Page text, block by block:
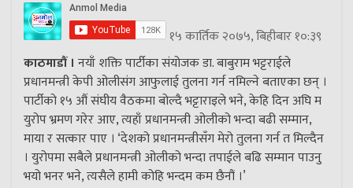
१५ कार्तिक २०७५, बिहीबार १०:३९
काठमाडौं । नयाँ शक्ति पार्टीका संयोजक डा. बाबुराम भट्टराईले
प्रधानमन्त्री केपी ओलीसंग आफुलाई तुलना गर्न नमिल्ने बताएका छन् ।
पार्टीको १५ औं संघीय वैठकमा बोल्दै भट्टाराइले भने, केहि दिन अघि म
युरोप भ्रमण गरेर आए, त्यहाँ प्रधानमन्त्री ओलीको भन्दा बढी सम्मान,
माया र सत्कार पाए । ‘देशको प्रधानमन्त्रीसँग मेरो तुलना गर्न त मिल्दैन
। युरोपमा सबैले प्रधानमन्त्री ओलीको भन्दा तपाईले बढि सम्मान पाउनु
भयो भनर भने, त्यसैले हामी कोहि भन्दम कम छैनौं ।’